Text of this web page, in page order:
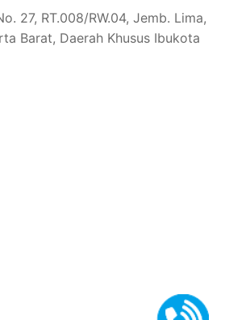
27, RT.008/RW.04, Jemb. Lima,
Barat, Daerah Khusus Ibukota